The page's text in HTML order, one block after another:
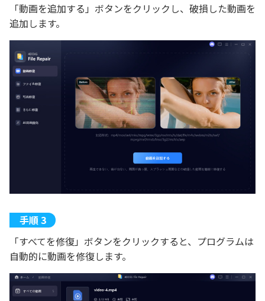
「動画を追加する」ボタンをクリックし、破損した動画を
追加します。
「すべてを修復」ボタンをクリックすると、プログラムは
自動的に動画を修復します。